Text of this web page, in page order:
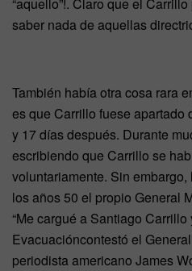
saber nada de aquellas
También había otra cosa rara
es que Carrillo fuese apartado
y 17 días después. Durante
escribiendo que Carrillo se
voluntariamente. Sin
los años 50 el propio General
“Me cargué a Santiago
Evacuacióncontestó el
periodista americano James